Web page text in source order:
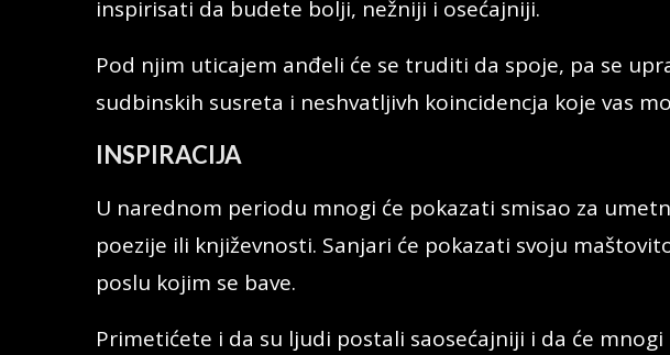
inspirisati da budete bolji, nežniji i osećajniji.
Pod njim uticajem anđeli će se truditi da spoje, pa se
sudbinskih susreta i neshvatljivh koincidencja koje vas
INSPIRACIJA
U narednom periodu mnogi će pokazati smisao za
poezije ili književnosti. Sanjari će pokazati svoju
poslu kojim se bave.
Primetićete i da su ljudi postali saosećajniji i da će